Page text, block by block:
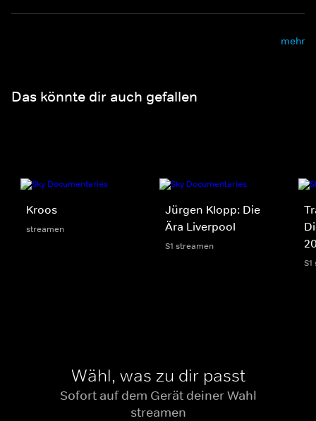
mehr
Das könnte dir auch gefallen
Kroos
streamen
Jürgen Klopp: Die
Ära Liverpool
S1 streamen
Wähl, was zu dir passt
Sofort auf dem Gerät deiner Wahl
streamen